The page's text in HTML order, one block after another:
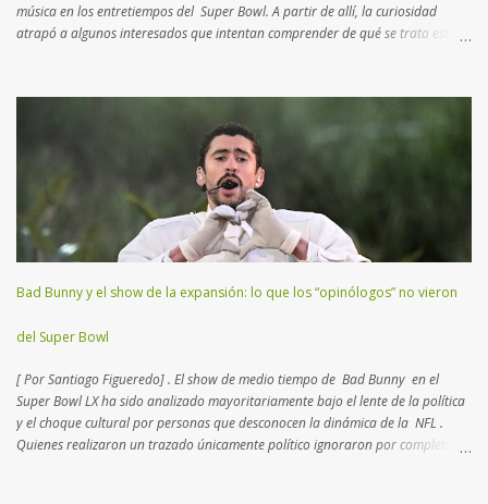
música en los entretiempos del Super Bowl. A partir de allí, la curiosidad
atrapó a algunos interesados que intentan comprender de qué se trata esta
al football como un deporte de contacto . Si bien es cierto, hay
características más atractivas para detallar. Esta disciplina es un “ ajedrez
humano ”, como el que practicaban los reyes en la edad media con actores
reales en un campo abierto. En lugar de 16 piezas, hay dos equipos de 11
jugadores que se disputan el terreno, donde cada uno deberá transitar
yardas para anotar puntos, trasladando o pateando un balón ovalado. El
Super Bowl (o Super Tazón) es la final del campeonato mundial...
Bad Bunny y el show de la expansión: lo que los “opinólogos” no vieron
del Super Bowl
[ Por Santiago Figueredo] . El show de medio tiempo de Bad Bunny en el
Super Bowl LX ha sido analizado mayoritariamente bajo el lente de la política
y el choque cultural por personas que desconocen la dinámica de la NFL .
Quienes realizaron un trazado únicamente político ignoraron por completo el